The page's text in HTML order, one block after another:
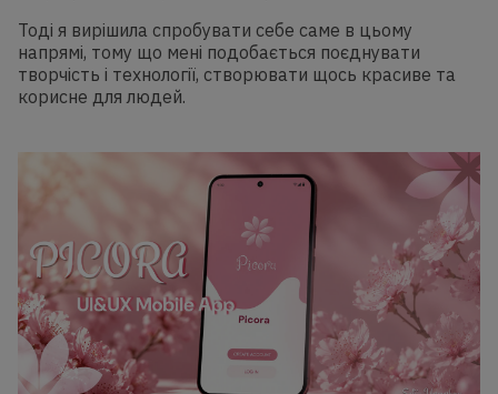
Тоді я вирішила спробувати себе саме в цьому
напрямі, тому що мені подобається поєднувати
творчість і технології, створювати щось красиве та
корисне для людей.